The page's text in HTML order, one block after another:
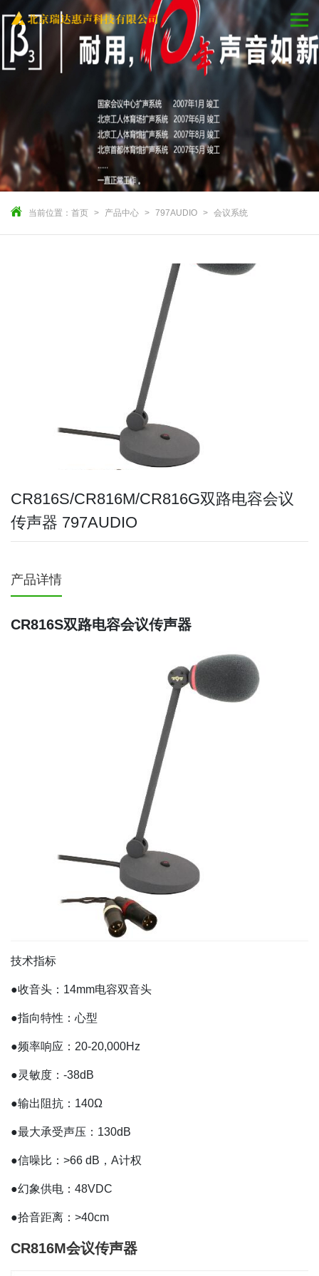
当前位置： 首页 产品中心 797AUDIO 会议系统
CR816S/CR816M/CR816G双路电容会议
传声器 797AUDIO
产品详情
CR816S双路电容会议传声器
技术指标
●收音头：14mm电容双音头
●指向特性：心型
●频率响应：20-20,000Hz
●灵敏度：-38dB
●输出阻抗：140Ω
●最大承受声压：130dB
●信噪比：>66 dB，A计权
●幻象供电：48VDC
●拾音距离：>40cm
CR816M会议传声器